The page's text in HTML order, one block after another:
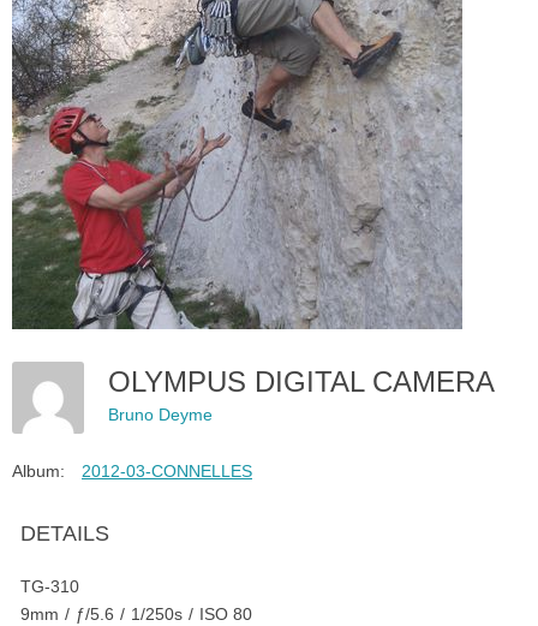
OLYMPUS DIGITAL CAMERA
Bruno Deyme
Album: 2012-03-CONNELLES
DETAILS
TG-310
9mm / ƒ/5.6 / 1/250s / ISO 80